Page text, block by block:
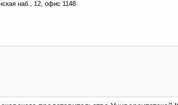
наб., 12, офис 1148